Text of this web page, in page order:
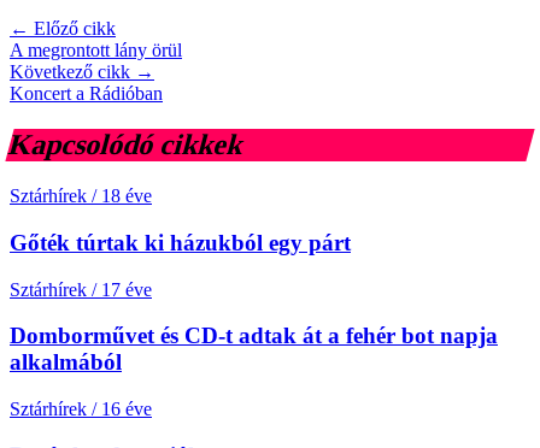
← Előző cikk
A megrontott lány örül
Következő cikk →
Koncert a Rádióban
Kapcsolódó cikkek
Sztárhírek / 18 éve
Gőték túrtak ki házukból egy párt
Sztárhírek / 17 éve
Domborművet és CD-t adtak át a fehér bot napja
alkalmából
Sztárhírek / 16 éve